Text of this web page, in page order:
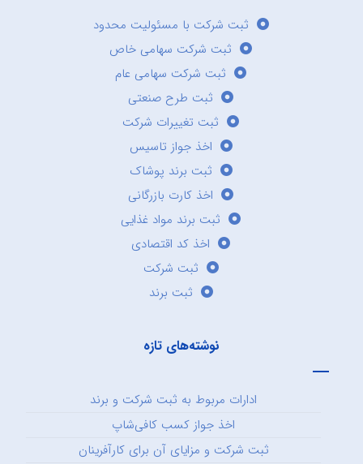
ثبت شرکت با مسئولیت محدود
ثبت شرکت سهامی خاص
ثبت شرکت سهامی عام
ثبت طرح صنعتی
ثبت تغییرات شرکت
اخذ جواز تاسیس
ثبت برند پوشاک
اخذ کارت بازرگانی
ثبت برند مواد غذایی
اخذ کد اقتصادی
ثبت شرکت
ثبت برند
نوشته‌های تازه
ادارات مربوط به ثبت شرکت و برند
اخذ جواز کسب کافی‌شاپ
ثبت شرکت و مزایای آن برای کارآفرینان